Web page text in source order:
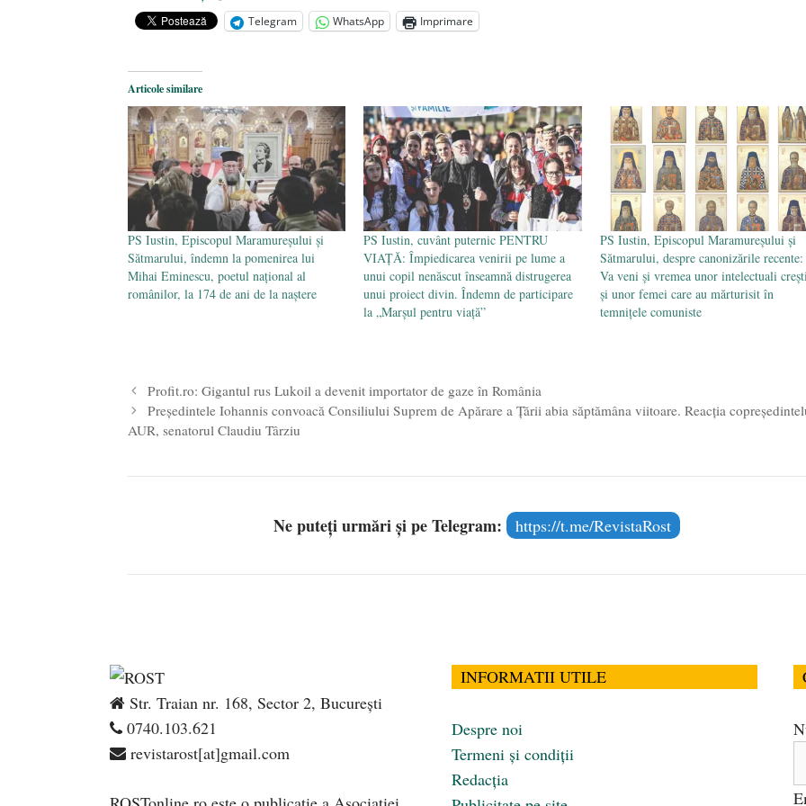
iulie 2024
2024
Telegram
WhatsApp Imprimare
Articole similare
PS Iustin, Episcopul Maramureșului și
Sătmarului, îndemn la pomenirea lui
Mihai Eminescu, poetul național al
românilor, la 174 de ani de la naștere
PS Iustin, cuvânt puternic PENTRU
VIAȚĂ: Împiedicarea venirii pe lume a
unui copil nenăscut înseamnă distrugerea
unui proiect divin. Îndemn de participare
la „Marșul pentru viață”
PS Iustin, Episcopul Maramureșului și
Sătmarului, despre canonizările recente:
Va veni și vremea unor intelectuali
și unor femei care au mărturisit în
temnițele comuniste
Profit.ro: Gigantul rus Lukoil a devenit importator de gaze în România
Președintele Iohannis convoacă Consiliului Suprem de Apărare a Țării abia săptămâna viitoare. Reacția
AUR, senatorul Claudiu Târziu
Ne puteți urmări și pe Telegram: https://t.me/RevistaRost
Str. Traian nr. 168, Sector 2, București
0740.103.621
revistarost[at]gmail.com
INFORMATII UTILE
Despre noi
Termeni și condiții
Redacția